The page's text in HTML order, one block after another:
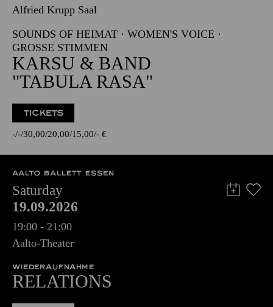
Alfried Krupp Saal
SOUNDS OF HEIMAT · WOMEN'S VOICE ·
GROSSE STIMMEN
KARSU & BAND
"TABULA RASA"
TICKETS
- - 30,00 20,00 15,00 - €
AALTO BALLETT ESSEN
Saturday
19.09.2026
19:00 - 21:00
Aalto-Theater
WIEDERAUFNAHME
RELATIONS